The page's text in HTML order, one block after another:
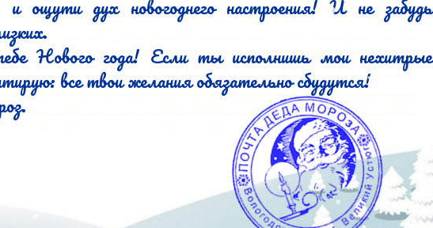
и ощути дух новогоднего настроения! И не забудь
Нового года! Если ты исполнишь мои нехитрые
все твои желания обязательно сбудутся!